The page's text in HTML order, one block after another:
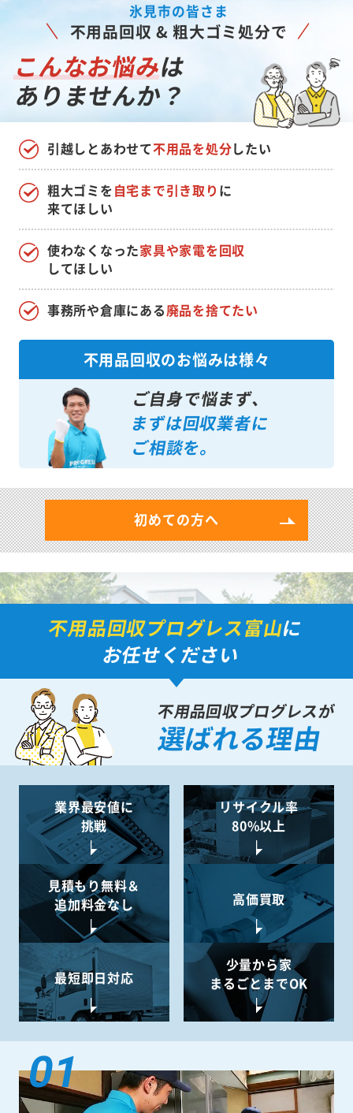
氷見市の皆さま
不用品回収 & 粗大ゴミ処分で
こんなお悩みは
ありませんか？
引越しとあわせて不用品を処分したい
使わなくなった家具や家電を回収
してほしい
粗大ゴミを自宅まで引き取り に
来てほしい
事務所や倉庫にある廃品を捨てたい
不用品回収のお悩みは様々
ご自身で悩まず、
まずは回収業者に
ご相談を。
初めての方へ
不用品回収プログレス富山に
お任せください
不用品回収プログレスが
選ばれる理由
業界最安値に
挑戦
リサイクル率
80%以上
見積もり無料＆
追加料金なし
高価買取
最短即日対応
少量から家
まるごとまでOK